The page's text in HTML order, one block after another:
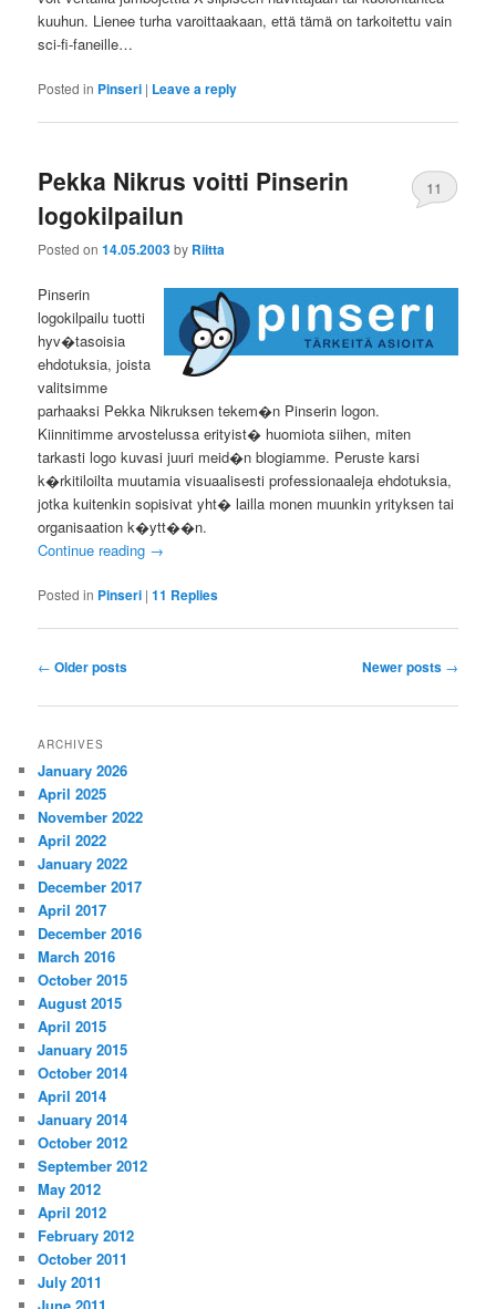
kuuhun. Lienee turha varoittaakaan, että tämä on tarkoitettu vain
sci-fi-faneille…
Posted in Pinseri | Leave a reply
Pekka Nikrus voitti Pinserin
logokilpailun
Posted on14.05.2003by Riitta
11
Pinserin
logokilpailu tuotti
hyv�tasoisia
ehdotuksia, joista
valitsimme
parhaaksi Pekka Nikruksen tekem�n Pinserin logon.
Kiinnitimme arvostelussa erityist� huomiota siihen, miten
tarkasti logo kuvasi juuri meid�n blogiamme. Peruste karsi
k�rkitiloilta muutamia visuaalisesti professionaaleja ehdotuksia,
jotka kuitenkin sopisivat yht� lailla monen muunkin yrityksen tai
organisaation k�ytt��n.
Continue reading →
Posted in Pinseri |11 Replies
Post
← Older posts Newer posts →
ARCHIVES
January 2026
April 2025
November 2022
April 2022
January 2022
December 2017
April 2017
December 2016
March 2016
October 2015
August 2015
April 2015
January 2015
October 2014
April 2014
January 2014
October 2012
September 2012
May 2012
April 2012
February 2012
October 2011
July 2011
June 2011